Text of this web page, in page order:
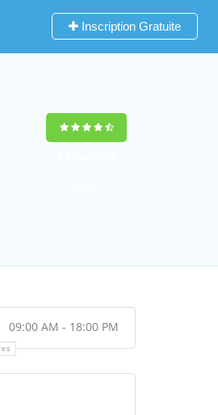
Inscription Gratuite
09:00 AM - 18:00 PM